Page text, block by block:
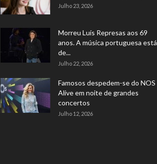
Julho 23, 2026
Morreu Luís Represas aos 69
anos. A música portuguesa está
de...
Julho 22, 2026
Famosos despedem-se do NOS
Alive em noite de grandes
concertos
Julho 12, 2026